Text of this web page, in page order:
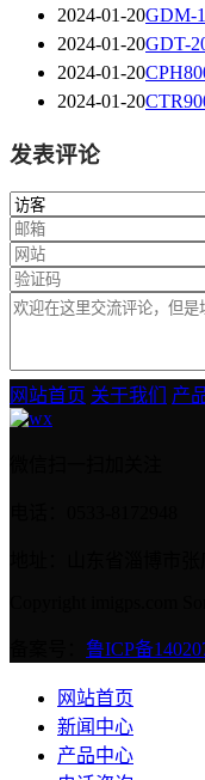
2024-01-20GDM-
2024-01-20GDT-
2024-01-20
2024-01-20
发表评论
网站首页 关于我们 产
鲁ICP备
网站首页
新闻中心
产品中心